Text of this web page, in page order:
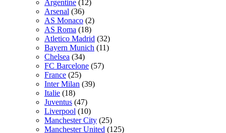
Argentine (12)
Arsenal (36)
AS Monaco (2)
AS Roma (18)
Atletico Madrid (32)
Bayern Munich (11)
Chelsea (34)
FC Barcelone (57)
France (25)
Inter Milan (39)
Italie (18)
Juventus (47)
Liverpool (10)
Manchester City (25)
Manchester United (125)